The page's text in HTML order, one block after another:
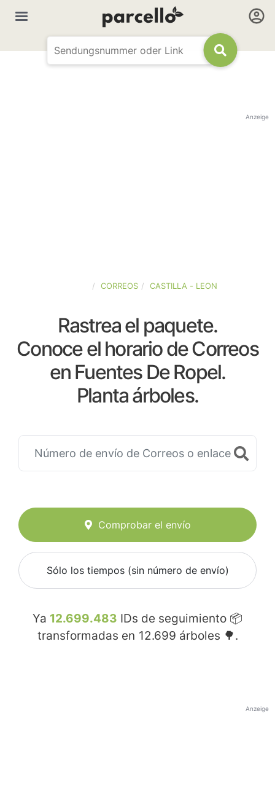
Anzeige
CORREOS CASTILLA - LEON
Rastrea el paquete.
Conoce el horario de Correos
en Fuentes De Ropel.
Planta árboles.
Comprobar el envío
Sólo los tiempos (sin número de envío)
Ya 12.699.483 IDs de seguimiento 📦
transformadas en 12.699 árboles 🌳.
Anzeige